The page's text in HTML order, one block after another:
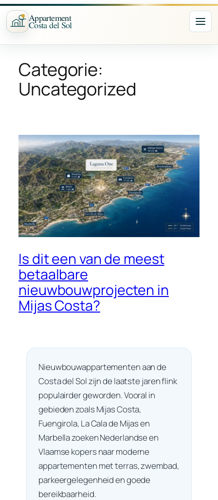
Ga
naar
de
inhoud
Appartement
Costa del Sol
Categorie:
Uncategorized
Is dit een van de meest
betaalbare
nieuwbouwprojecten in
Mijas Costa?
Nieuwbouwappartementen aan de
Costa del Sol zijn de laatste jaren flink
populairder geworden. Vooral in
gebieden zoals Mijas Costa,
Fuengirola, La Cala de Mijas en
Marbella zoeken Nederlandse en
Vlaamse kopers naar moderne
appartementen met terras, zwembad,
parkeergelegenheid en goede
bereikbaarheid.